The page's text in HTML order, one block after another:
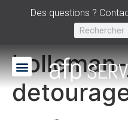
Des questions ?